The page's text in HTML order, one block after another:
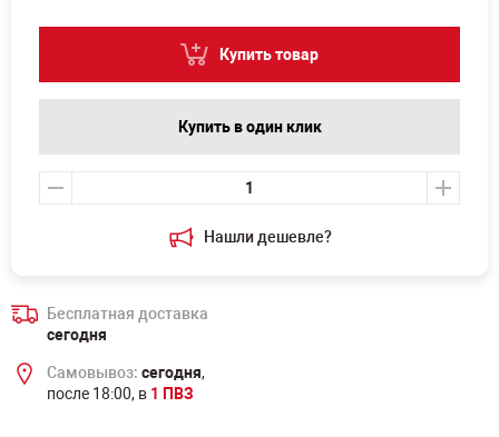
Нашли дешевле?
Купить товар
Купить в один клик
Бесплатная доставка
сегодня
Самовывоз: сегодня,
после 18:00, в 1 ПВЗ